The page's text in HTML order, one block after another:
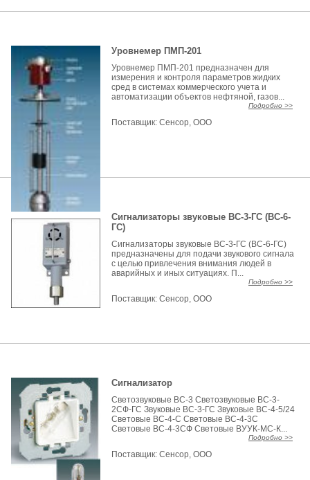
Уровнемер ПМП-201
Уровнемер ПМП-201 предназначен для
измерения и контроля параметров жидких
сред в системах коммерческого учета и
автоматизации объектов нефтяной, газов...
Подробно >>
Поставщик:Сенсор, ООО
Сигнализаторы звуковые ВС-3-ГС (ВС-6-
ГС)
Сигнализаторы звуковые ВС-3-ГС (ВС-6-ГС)
предназначены для подачи звукового сигнала
с целью привлечения внимания людей в
аварийных и иных ситуациях. П...
Подробно >>
Поставщик:Сенсор, ООО
Сигнализатор
Светозвуковые ВС-3 Светозвуковые ВС-3-
2СФ-ГС Звуковые ВС-3-ГС Звуковые ВС-4-5/24
Световые ВС-4-С Световые ВС-4-3С
Световые ВС-4-3СФ Световые ВУУК-МС-К...
Подробно >>
Поставщик:Сенсор, ООО